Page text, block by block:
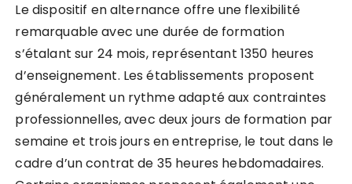
Le dispositif en alternance offre une flexibilité
remarquable avec une durée de formation
s’étalant sur 24 mois, représentant 1350 heures
d’enseignement. Les établissements proposent
généralement un rythme adapté aux contraintes
professionnelles, avec deux jours de formation par
semaine et trois jours en entreprise, le tout dans le
cadre d’un contrat de 35 heures hebdomadaires.